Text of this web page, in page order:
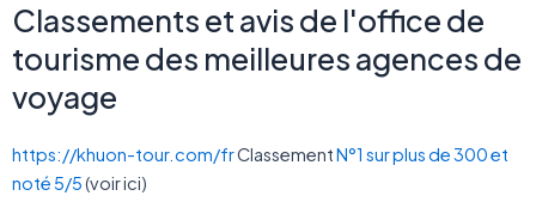
Classements et avis de l'office de
tourisme des meilleures agences de
voyage
https://khuon-tour.com/frClassementN°1 sur plus de 300 et
noté 5/5(voir ici)